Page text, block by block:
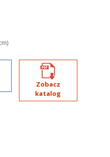
Zobacz
katalog